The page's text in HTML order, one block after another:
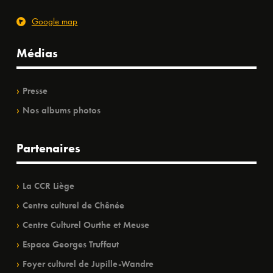
Google map
Médias
Presse
Nos albums photos
Partenaires
La CCR Liège
Centre culturel de Chênée
Centre Culturel Ourthe et Meuse
Espace Georges Truffaut
Foyer culturel de Jupille-Wandre